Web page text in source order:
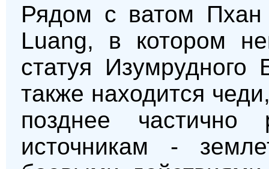
Рядом с ватом Пхан
Luang, в котором
статуя
также находится
позднее
источникам -